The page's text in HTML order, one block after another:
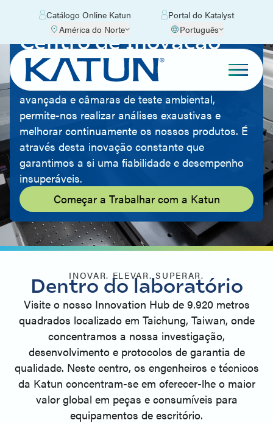
Catálogo Online Katun
Portal do Katalyst
América do Norte
Português
Centro de Inovação
Katun
O nosso laboratório, equipado com tecnologia
avançada e câmaras de teste ambiental,
permite-nos realizar análises exaustivas e
melhorar continuamente os nossos produtos. É
através desta inovação constante que
garantimos a si uma fiabilidade e desempenho
insuperáveis.
Começar a Trabalhar com a Katun
INOVAR. ELEVAR. SUPERAR.
Dentro do laboratório
Visite o nosso Innovation Hub de 9.920 metros
quadrados localizado em Taichung, Taiwan, onde
concentramos a nossa investigação,
desenvolvimento e protocolos de garantia de
qualidade. Neste centro, os engenheiros e técnicos
da Katun concentram-se em oferecer-lhe o maior
valor global em peças e consumíveis para
equipamentos de escritório.